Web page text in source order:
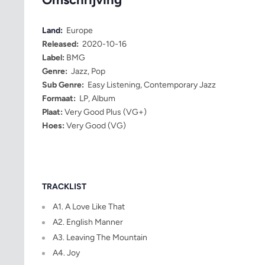
Land: Europe
Released: 2020-10-16
Label: BMG
Genre: Jazz, Pop
Sub Genre: Easy Listening, Contemporary Jazz
Formaat: LP, Album
Plaat: Very Good Plus (VG+)
Hoes: Very Good (VG)
TRACKLIST
A1. A Love Like That
A2. English Manner
A3. Leaving The Mountain
A4. Joy